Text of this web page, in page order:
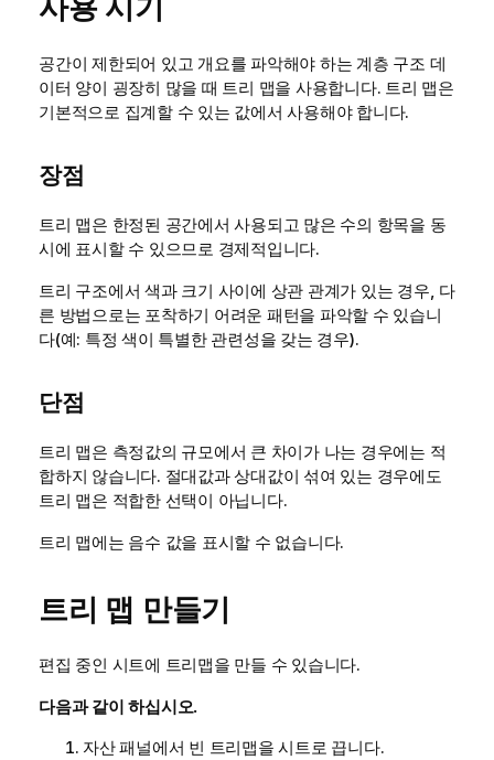
사용 시기
공간이 제한되어 있고 개요를 파악해야 하는 계층 구조 데
이터 양이 굉장히 많을 때 트리 맵을 사용합니다. 트리 맵은
기본적으로 집계할 수 있는 값에서 사용해야 합니다.
장점
트리 맵은 한정된 공간에서 사용되고 많은 수의 항목을 동
시에 표시할 수 있으므로 경제적입니다.
트리 구조에서 색과 크기 사이에 상관 관계가 있는 경우, 다
른 방법으로는 포착하기 어려운 패턴을 파악할 수 있습니
다(예: 특정 색이 특별한 관련성을 갖는 경우).
단점
트리 맵은 측정값의 규모에서 큰 차이가 나는 경우에는 적
합하지 않습니다. 절대값과 상대값이 섞여 있는 경우에도
트리 맵은 적합한 선택이 아닙니다.
트리 맵에는 음수 값을 표시할 수 없습니다.
트리 맵 만들기
편집 중인 시트에 트리맵을 만들 수 있습니다.
다음과 같이 하십시오.
자산 패널에서 빈 트리맵을 시트로 끕니다.